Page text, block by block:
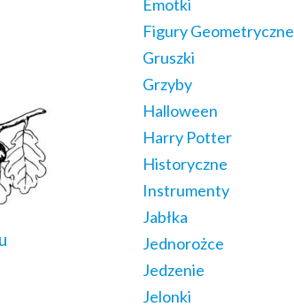
Emotki
Figury Geometryczne
Gruszki
Grzyby
Halloween
Harry Potter
Historyczne
Instrumenty
Jabłka
Jednorożce
Jedzenie
Jelonki